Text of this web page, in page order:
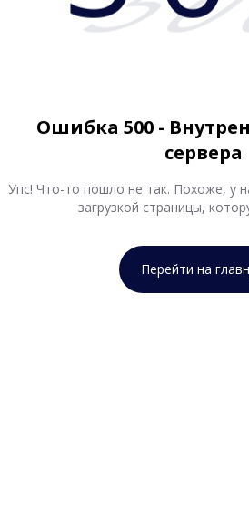
Ошибка 500 -
сервера
Упс! Что-то пошло не так. Похоже, у
загрузкой страницы,
Перейти на